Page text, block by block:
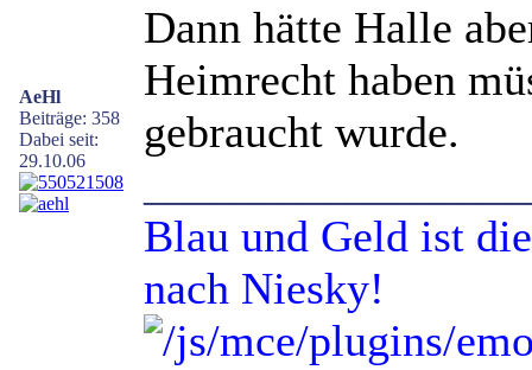
AeHl
Beiträge: 358
Dabei seit:
29.10.06
Dann hätte Halle
Heimrecht haben
gebraucht wurde.
Blau und Geld ist
nach Niesky!